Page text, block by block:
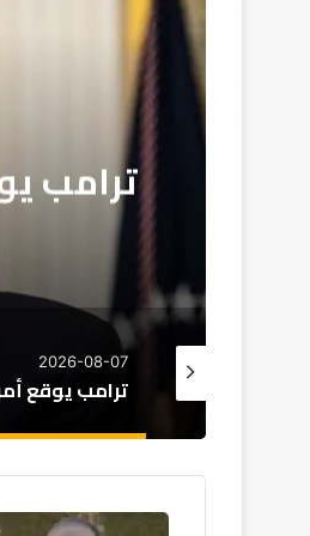
2026-08-07
تنفيذياً
بالولادة في
2026-08-07
ترامب يوقع أمراً تنفيذياً جديداً لتقييد منح الجنسية بالولادة في أمريكا